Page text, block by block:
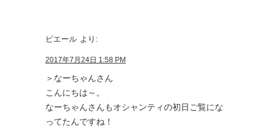
ピエール より:
2017年7月24日 1:58 PM
＞なーちゃんさん
こんにちは～。
なーちゃんさんもオシャンティの初日ご覧にな
ってたんですね！